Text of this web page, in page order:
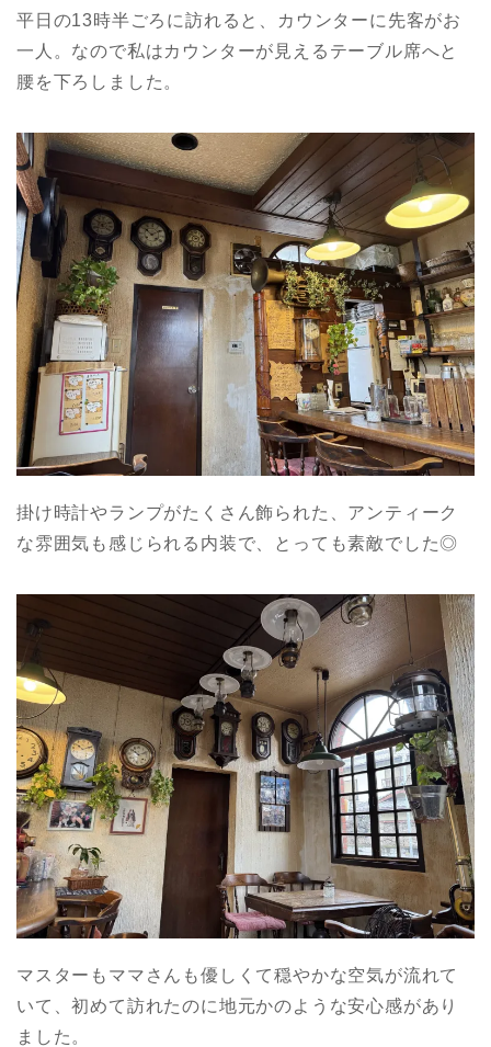
平日の13時半ごろに訪れると、カウンターに先客がお
一人。なので私はカウンターが見えるテーブル席へと
腰を下ろしました。
掛け時計やランプがたくさん飾られた、アンティーク
な雰囲気も感じられる内装で、とっても素敵でした◎
マスターもママさんも優しくて穏やかな空気が流れて
いて、初めて訪れたのに地元かのような安心感があり
ました。